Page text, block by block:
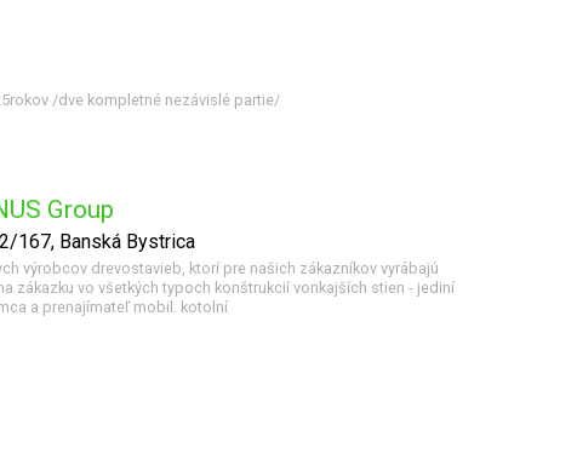
/dve kompletné nezávislé partie/
Group
167, Banská Bystrica
výrobcov drevostavieb, ktorí pre našich zákazníkov vyrábajú
zákazku vo všetkých typoch konštrukcií vonkajších stien - jediní
a prenajímateľ mobil. kotolní